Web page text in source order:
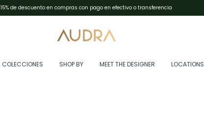
Envíos en Argentina con Andreani✨resto del mundo con DHL Express
COLECCIONES SHOP BY MEET THE DESIGNER LOCATIONS